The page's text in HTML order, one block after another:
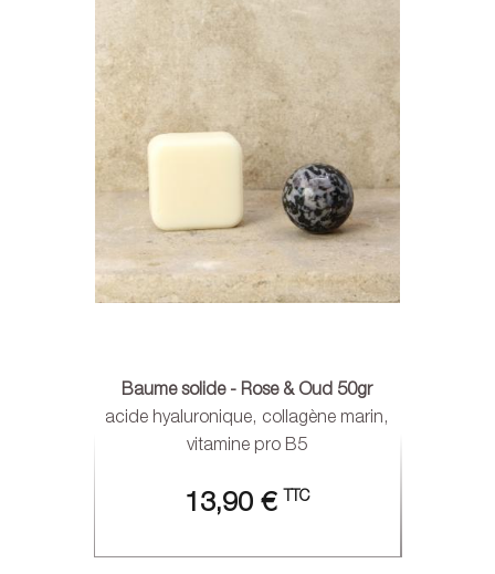
Baume solide - Rose & Oud 50gr
acide hyaluronique, collagène marin,
vitamine pro B5
13,90 € TTC